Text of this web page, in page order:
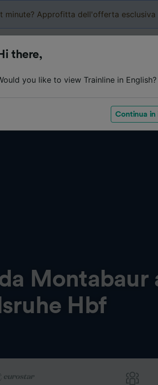
minute? Approfitta dell'offerta esclusiva
Montabaur
Hbf
there,
you like to view Trainline in English?
Continua in